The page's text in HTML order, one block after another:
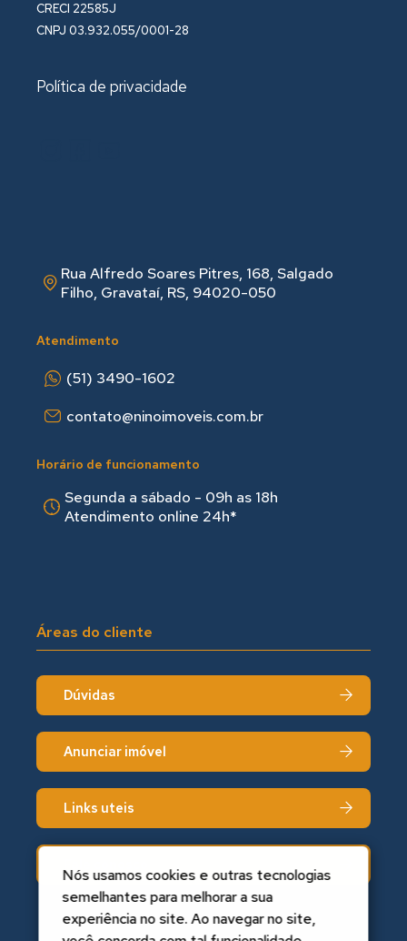
CRECI 22585J
CNPJ 03.932.055/0001-28
Política de privacidade
Rua Alfredo Soares Pitres, 168, Salgado
Filho, Gravataí, RS, 94020-050
Atendimento
(51) 3490-1602
contato@ninoimoveis.com.br
Horário de funcionamento
Segunda a sábado - 09h as 18hㅤㅤ
Atendimento online 24h*
Áreas do cliente
Dúvidas
Anunciar imóvel
Links uteis
Nós usamos cookies e outras tecnologias
semelhantes para melhorar a sua
experiência no site. Ao navegar no site,